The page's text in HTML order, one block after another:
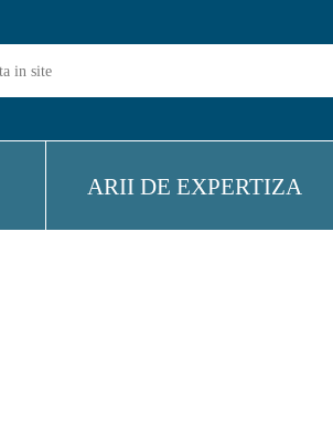
ARII DE EXPERTIZA